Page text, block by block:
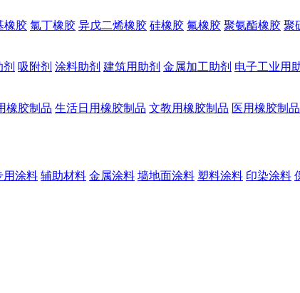
橡胶 氯丁橡胶 异戊二烯橡胶 硅橡胶 氟橡胶 聚氨酯橡胶 聚
吸附剂 涂料助剂 建筑用助剂 金属加工助剂 电子工业用
橡胶制品 生活日用橡胶制品 文教用橡胶制品 医用橡胶制品
用涂料 辅助材料 金属涂料 墙地面涂料 塑料涂料 印染涂料